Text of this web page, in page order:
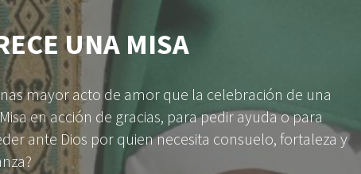
UNA MISA
mayor acto de amor que la celebración de una
en acción de gracias, para pedir ayuda o para
ante Dios por quien necesita consuelo, fortaleza y